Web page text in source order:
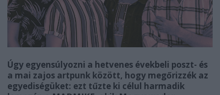
Úgy egyensúlyozni a hetvenes évekbeli poszt- és
a mai zajos artpunk között, hogy megőrizzék az
egyediségüket: ezt tűzte ki célul harmadik